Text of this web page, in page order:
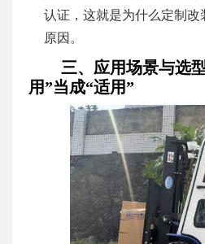
认证，这就是为什么定制改
原因。
三、应用场景与选
用”当成“适用”